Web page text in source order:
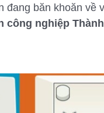
đang băn khoăn về
công nghiệp